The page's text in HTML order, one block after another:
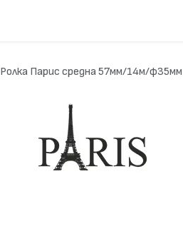
Ролка Парис средна 57мм/14м/ф35мм